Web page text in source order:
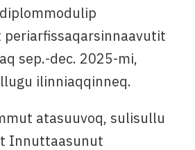
sep.-dec. 2025-mi,
ilinniaqqinneq.
atasuuvoq, sulisullu
Innuttaasunut